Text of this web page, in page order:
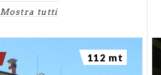
Mostra tutti
112 mt